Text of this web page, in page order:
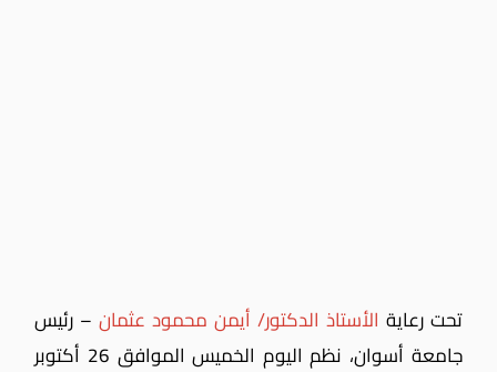
تحت رعاية الأستاذ الدكتور/ أيمن محمود عثمان– رئيس
جامعة أسوان، نظم اليوم الخميس الموافق 26 أكتوبر